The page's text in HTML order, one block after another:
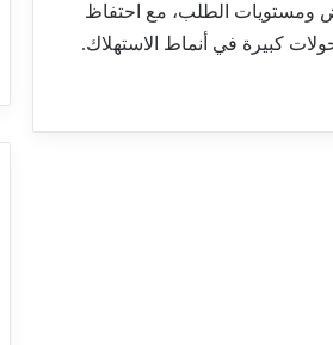
كل من هيكل العرض ومستويات الطلب، مع احتفاظ
كبيرة في أنماط الاستهلاك.